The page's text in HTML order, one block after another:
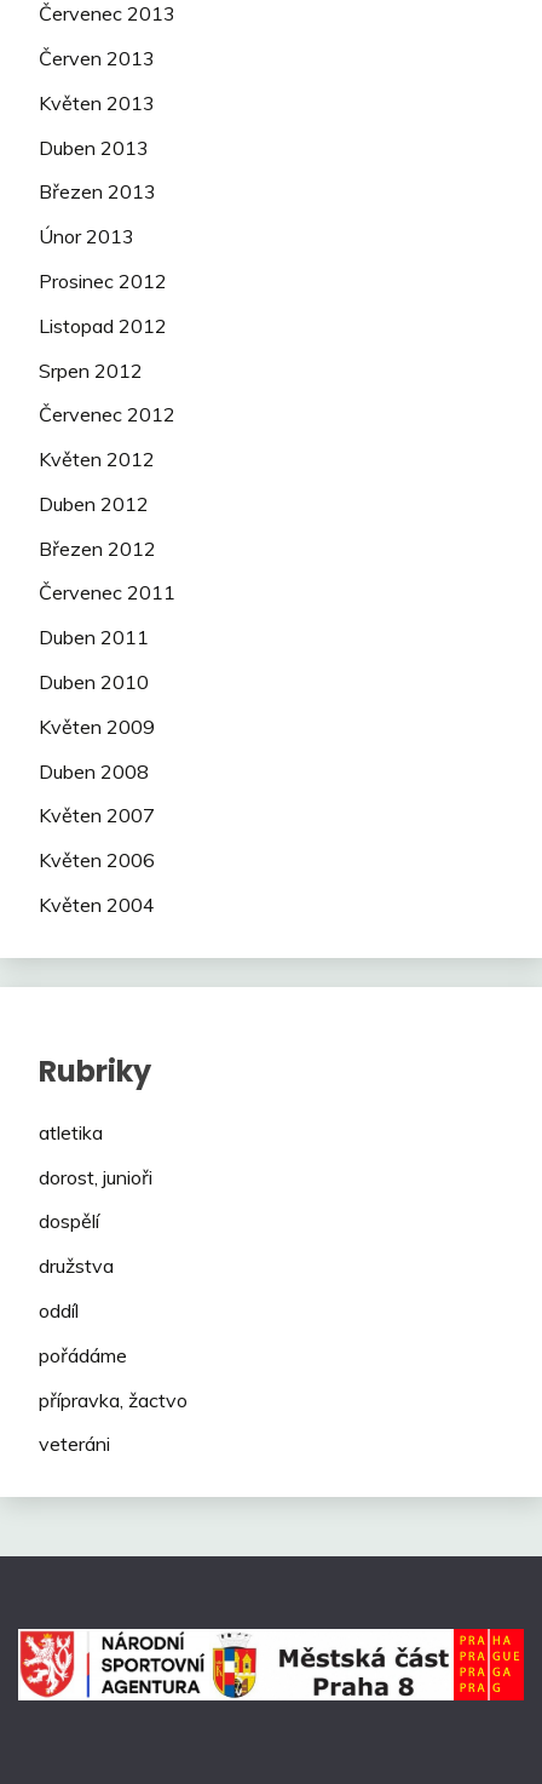
Červenec 2013
Červen 2013
Květen 2013
Duben 2013
Březen 2013
Únor 2013
Prosinec 2012
Listopad 2012
Srpen 2012
Červenec 2012
Květen 2012
Duben 2012
Březen 2012
Červenec 2011
Duben 2011
Duben 2010
Květen 2009
Duben 2008
Květen 2007
Květen 2006
Květen 2004
Rubriky
atletika
dorost, junioři
dospělí
družstva
oddíl
pořádáme
přípravka, žactvo
veteráni